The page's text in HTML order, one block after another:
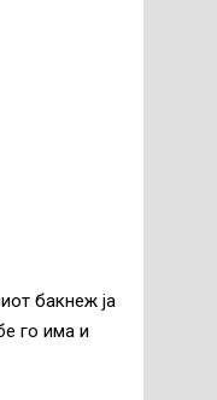
бакнеж ја
го има и